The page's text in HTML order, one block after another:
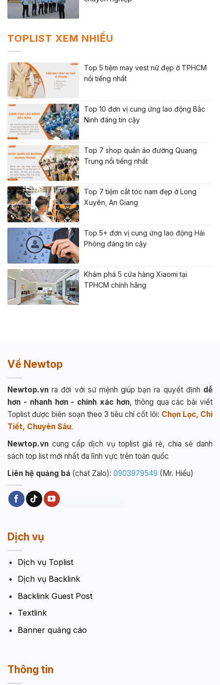
TOPLIST XEM NHIỀU
Top 5 tiệm may vest nữ đẹp ở TPHCM
nổi tiếng nhất
Top 10 đơn vị cung ứng lao động Bắc
Ninh đáng tin cậy
Top 7 shop quần áo đường Quang
Trung nổi tiếng nhất
Top 7 tiệm cắt tóc nam đẹp ở Long
Xuyên, An Giang
Top 5+ đơn vị cung ứng lao động Hải
Phòng đáng tin cậy
Khám phá 5 cửa hàng Xiaomi tại
TPHCM chính hãng
Về Newtop
Newtop.vn ra đời với sứ mệnh giúp bạn ra quyết định dễ
hơn - nhanh hơn - chính xác hơn, thông qua các bài viết
Toplist được biên soạn theo 3 tiêu chí cốt lõi: Chọn Lọc, Chi
Tiết, Chuyên Sâu.
Newtop.vn cung cấp dịch vụ toplist giá rẻ, chia sẻ danh
sách top list mới nhất đa lĩnh vực trên toàn quốc
Liên hệ quảng bá (chat Zalo): 0903979549 (Mr. Hiếu)
Dịch vụ
Dịch vụ Toplist
Dịch vụ Backlink
Backlink Guest Post
Textlink
Banner quảng cáo
Thông tin